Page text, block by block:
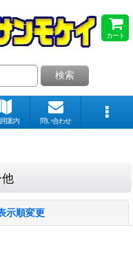
カート
検索
用案内 問い合わせ
示順変更